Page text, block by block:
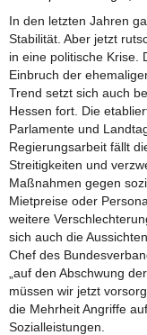
In den letzten Jahren
Stabilität. Aber jetzt
in eine politische Krise.
Einbruch der
Trend setzt sich auch
Hessen fort. Die
Parlamente und
Regierungsarbeit fällt
Streitigkeiten und
Maßnahmen gegen
Mietpreise oder
weitere
sich auch die
Chef des
„auf den Abschwung
müssen wir jetzt
die Mehrheit Angriffe
Sozialleistungen.